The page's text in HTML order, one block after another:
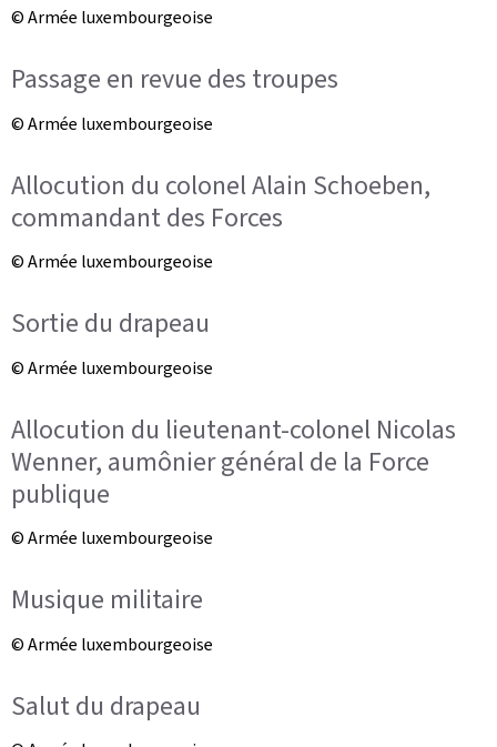
© Armée luxembourgeoise
Passage en revue des troupes
© Armée luxembourgeoise
Allocution du colonel Alain Schoeben,
commandant des Forces
© Armée luxembourgeoise
Sortie du drapeau
© Armée luxembourgeoise
Allocution du lieutenant-colonel Nicolas
Wenner, aumônier général de la Force
publique
© Armée luxembourgeoise
Musique militaire
© Armée luxembourgeoise
Salut du drapeau